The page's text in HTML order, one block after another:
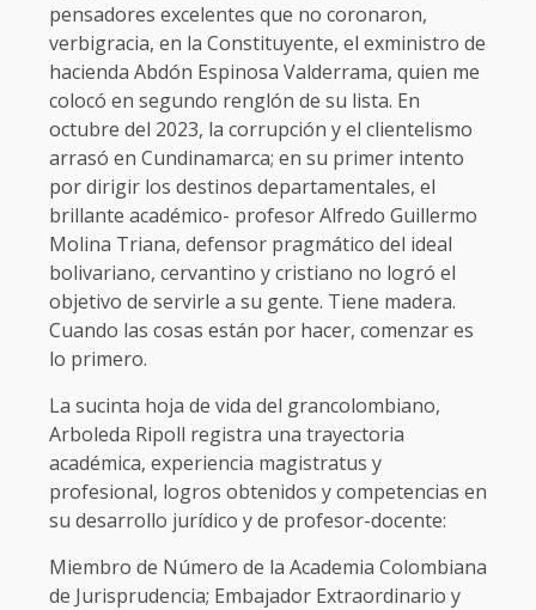
pensadores excelentes que no coronaron,
verbigracia, en la Constituyente, el exministro de
hacienda Abdón Espinosa Valderrama, quien me
colocó en segundo renglón de su lista. En
octubre del 2023, la corrupción y el clientelismo
arrasó en Cundinamarca; en su primer intento
por dirigir los destinos departamentales, el
brillante académico- profesor Alfredo Guillermo
Molina Triana, defensor pragmático del ideal
bolivariano, cervantino y cristiano no logró el
objetivo de servirle a su gente. Tiene madera.
Cuando las cosas están por hacer, comenzar es
lo primero.
La sucinta hoja de vida del grancolombiano,
Arboleda Ripoll registra una trayectoria
académica, experiencia magistratus y
profesional, logros obtenidos y competencias en
su desarrollo jurídico y de profesor-docente:
Miembro de Número de la Academia Colombiana
de Jurisprudencia; Embajador Extraordinario y